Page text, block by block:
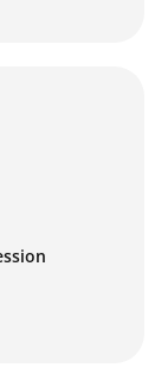
flotte de
dans
haute-
et accès